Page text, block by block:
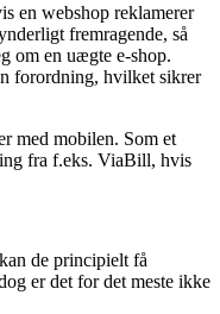
en webshop reklamerer
fremragende, så
om en uægte e-shop.
forordning, hvilket sikrer
med mobilen. Som et
fra f.eks. ViaBill, hvis
de principielt få
er det for det meste ikke